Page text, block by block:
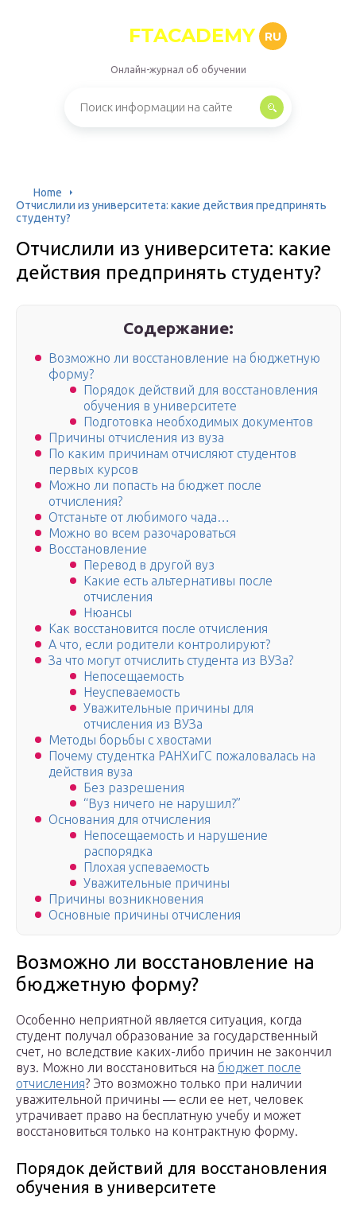
FTACADEMY RU
Онлайн-журнал об обучении
Home
Отчислили из университета: какие действия предпринять
студенту?
Отчислили из университета: какие
действия предпринять студенту?
Содержание:
Возможно ли восстановление на бюджетную
форму?
Порядок действий для восстановления
обучения в университете
Подготовка необходимых документов
Причины отчисления из вуза
По каким причинам отчисляют студентов
первых курсов
Можно ли попасть на бюджет после
отчисления?
Отстаньте от любимого чада…
Можно во всем разочароваться
Восстановление
Перевод в другой вуз
Какие есть альтернативы после
отчисления
Нюансы
Как восстановится после отчисления
А что, если родители контролируют?
За что могут отчислить студента из ВУЗа?
Непосещаемость
Неуспеваемость
Уважительные причины для
отчисления из ВУЗа
Методы борьбы с хвостами
Почему студентка РАНХиГС пожаловалась на
действия вуза
Без разрешения
“Вуз ничего не нарушил?”
Основания для отчисления
Непосещаемость и нарушение
распорядка
Плохая успеваемость
Уважительные причины
Причины возникновения
Основные причины отчисления
Возможно ли восстановление на
бюджетную форму?
Особенно неприятной является ситуация, когда
студент получал образование за государственный
счет, но вследствие каких-либо причин не закончил
вуз. Можно ли восстановиться на бюджет после
отчисления? Это возможно только при наличии
уважительной причины — если ее нет, человек
утрачивает право на бесплатную учебу и может
восстановиться только на контрактную форму.
Порядок действий для восстановления
обучения в университете